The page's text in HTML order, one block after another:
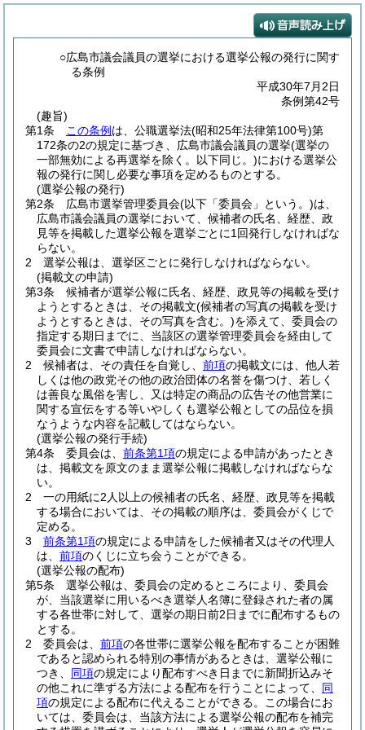
○広島市議会議員の選挙における選挙公報の発行に関す
る条例
平成30年7月2日
条例第42号
(趣旨)
第1条
この条例 は、公職選挙法(昭和25年法律第100号)第
172条の2の規定に基づき、広島市議会議員の選挙(選挙の
一部無効による再選挙を除く。以下同じ。)における選挙公
報の発行に関し必要な事項を定めるものとする。
(選挙公報の発行)
第2条
広島市選挙管理委員会(以下「委員会」という。)は、
広島市議会議員の選挙において、候補者の氏名、経歴、政
見等を掲載した選挙公報を選挙ごとに1回発行しなければな
らない。
2
選挙公報は、選挙区ごとに発行しなければならない。
(掲載文の申請)
第3条
候補者が選挙公報に氏名、経歴、政見等の掲載を受け
ようとするときは、その掲載文(候補者の写真の掲載を受け
ようとするときは、その写真を含む。)を添えて、委員会の
指定する期日までに、当該区の選挙管理委員会を経由して
委員会に文書で申請しなければならない。
2
候補者は、その責任を自覚し、 前項の掲載文には、他人若
しくは他の政党その他の政治団体の名誉を傷つけ、若しく
は善良な風俗を害し、又は特定の商品の広告その他営業に
関する宣伝をする等いやしくも選挙公報としての品位を損
なうような内容を記載してはならない。
(選挙公報の発行手続)
第4条
委員会は、 前条第1項の規定による申請があったとき
は、掲載文を原文のまま選挙公報に掲載しなければならな
い。
2
一の用紙に2人以上の候補者の氏名、経歴、政見等を掲載
する場合においては、その掲載の順序は、委員会がくじで
定める。
3
前条第1項の規定による申請をした候補者又はその代理人
は、 前項のくじに立ち会うことができる。
(選挙公報の配布)
第5条
選挙公報は、委員会の定めるところにより、委員会
が、当該選挙に用いるべき選挙人名簿に登録された者の属
する各世帯に対して、選挙の期日前2日までに配布するもの
とする。
2
委員会は、 前項の各世帯に選挙公報を配布することが困難
であると認められる特別の事情があるときは、選挙公報に
つき、 同項の規定により配布すべき日までに新聞折込みそ
の他これに準ずる方法による配布を行うことによって、 同
項の規定による配布に代えることができる。
この場合にお
いては、委員会は、当該方法による選挙公報の配布を補完